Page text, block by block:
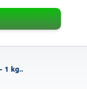
1 kg..